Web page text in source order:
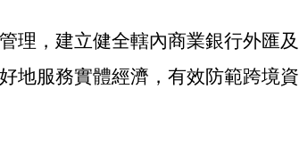
理，建立健全轄內商業銀行外匯及
地服務實體經濟，有效防範跨境資